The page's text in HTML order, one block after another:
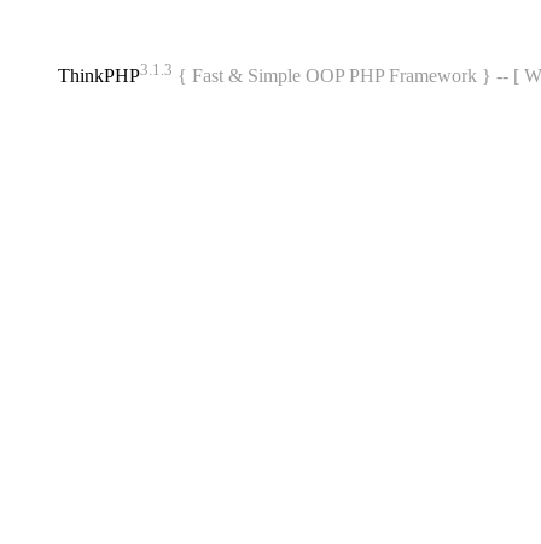
ThinkPHP3.1.3 { Fast & Simple OOP PHP Framework } -- [